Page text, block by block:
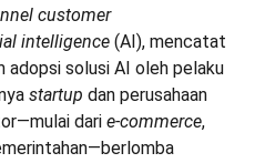
customer
intelligence (AI), mencatat
adopsi solusi AI oleh pelaku
startup dan perusahaan
dari e-commerce,